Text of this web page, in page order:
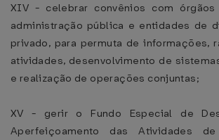
XIV - celebrar convênios com
administração pública e entidades de
privado, para permuta de informações,
atividades, desenvolvimento de
e realização de operações conjuntas;
XV - gerir o Fundo Especial de
Aperfeiçoamento das Atividades